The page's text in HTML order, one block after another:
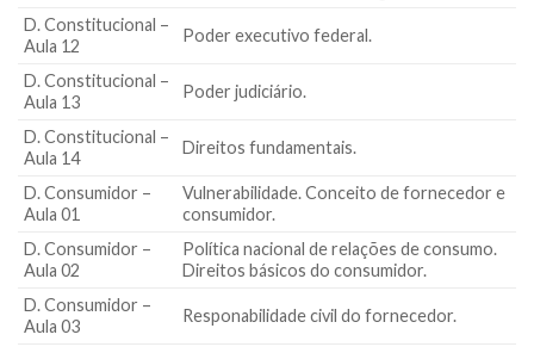
D. Constitucional –
Aula 12
Poder executivo federal.
D. Constitucional –
Aula 13
Poder judiciário.
D. Constitucional –
Aula 14
Direitos fundamentais.
D. Consumidor –
Aula 01
Vulnerabilidade. Conceito de fornecedor e
consumidor.
D. Consumidor –
Aula 02
Política nacional de relações de consumo.
Direitos básicos do consumidor.
D. Consumidor –
Aula 03
Responabilidade civil do fornecedor.